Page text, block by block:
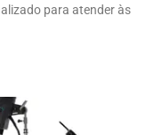
para atender às